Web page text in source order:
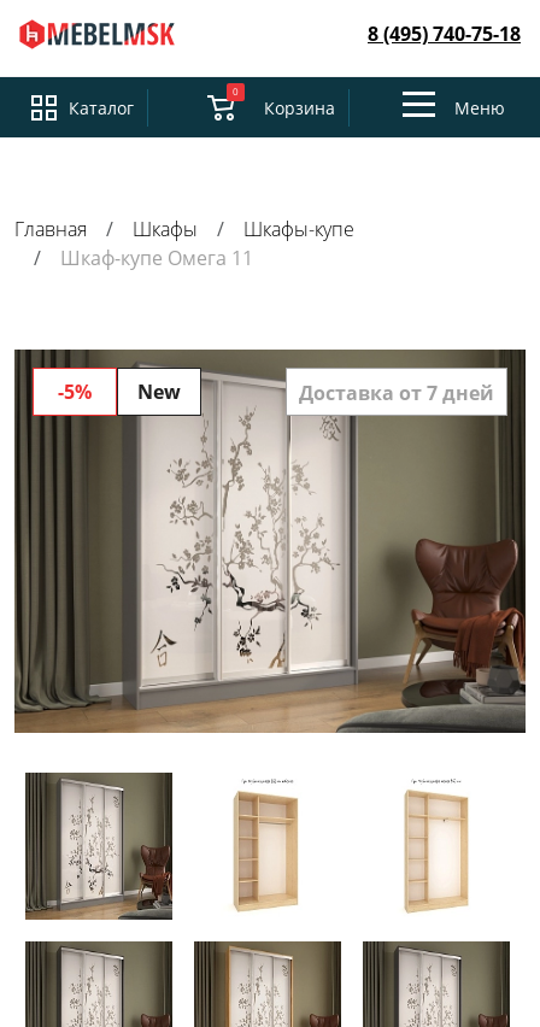
8 (495) 740-75-18
Каталог
0
Корзина
ToggleМеню
Главная Шкафы
Шкафы-купе
Шкаф-купе Омега 11
-5% New Доставка от 7 дней